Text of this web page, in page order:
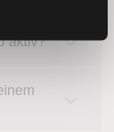
aktiv?